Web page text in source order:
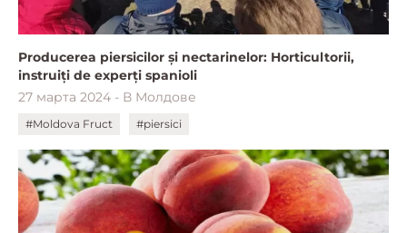
Producerea piersicilor și nectarinelor: Horticultorii,
instruiți de experți spanioli
27 марта 2024 - В Молдове
#Moldova Fruct #piersici